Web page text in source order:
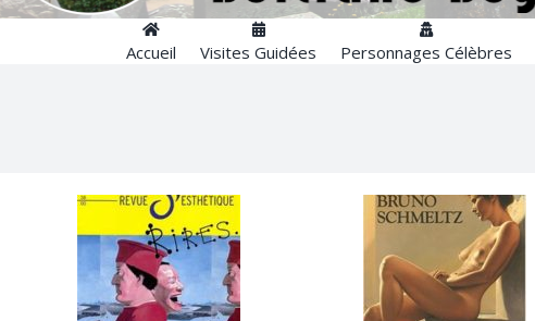
Accueil Visites Guidées Personnages Célèbres